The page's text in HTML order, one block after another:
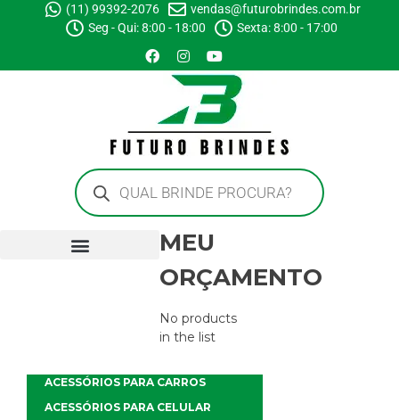
(11) 99392-2076
vendas@futurobrindes.com.br
Seg - Qui: 8:00 - 18:00
Sexta: 8:00 - 17:00
MEU
ORÇAMENTO
No products
in the list
ACESSÓRIOS PARA CARROS
ACESSÓRIOS PARA CELULAR